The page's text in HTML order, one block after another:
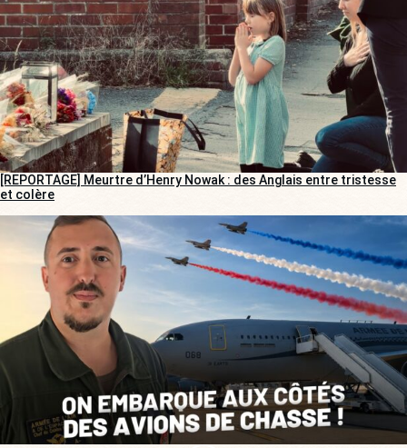
[REPORTAGE] Meurtre d’Henry Nowak : des Anglais entre tristesse
et colère